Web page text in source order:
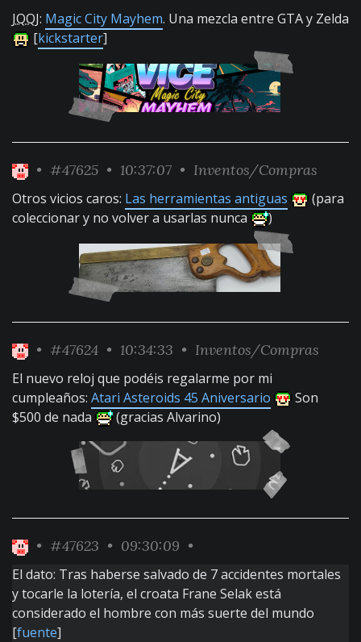
JQQJ: Magic City Mayhem. Una mezcla entre GTA y Zelda
[kickstarter]
• #47625 • 10:37:07 • Inventos/Compras
Otros vicios caros: Las herramientas antiguas
(para
coleccionar y no volver a usarlas nunca
)
• #47624 • 10:34:33 • Inventos/Compras
El nuevo reloj que podéis regalarme por mi
cumpleaños: Atari Asteroids 45 Aniversario
Son
$500 de nada
(gracias Alvarino)
• #47623 • 09:30:09 •
El dato: Tras haberse salvado de 7 accidentes mortales
y tocarle la lotería, el croata Frane Selak está
considerado el hombre con más suerte del mundo
[fuente]